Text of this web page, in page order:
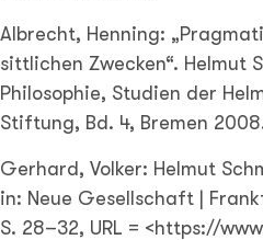
Albrecht, Henning:
sittlichen Zwecken“. Helmut
Philosophie, Studien der
Stiftung, Bd. 4, Bremen
Gerhard, Volker: Helmut
in: Neue Gesellschaft |
S. 28–32, URL = <https://